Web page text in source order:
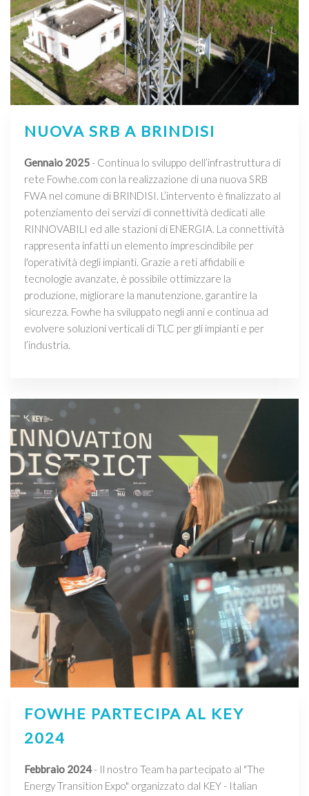
NUOVA SRB A BRINDISI
Gennaio 2025- Continua lo sviluppo dell’infrastruttura di
rete Fowhe.com con la realizzazione di una nuova SRB
FWA nel comune di BRINDISI. L’intervento è finalizzato al
potenziamento dei servizi di connettività dedicati alle
RINNOVABILI ed alle stazioni di ENERGIA. La connettività
rappresenta infatti un elemento imprescindibile per
l'operatività degli impianti. Grazie a reti affidabili e
tecnologie avanzate, è possibile ottimizzare la
produzione, migliorare la manutenzione, garantire la
sicurezza. Fowhe ha sviluppato negli anni e continua ad
evolvere soluzioni verticali di TLC per gli impianti e per
l’industria.
FOWHE PARTECIPA AL KEY
2024
Febbraio 2024- Il nostro Team ha partecipato al "The
Energy Transition Expo" organizzato dal KEY - Italian